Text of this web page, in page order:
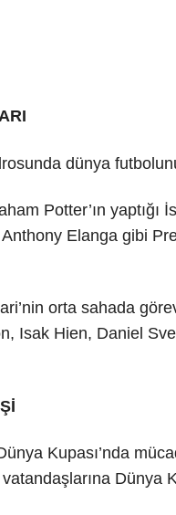
dünya
Potter’ın yaptığı
Elanga gibi
orta sahada
Isak Hien, Daniel
Kupası’nda
Dünya